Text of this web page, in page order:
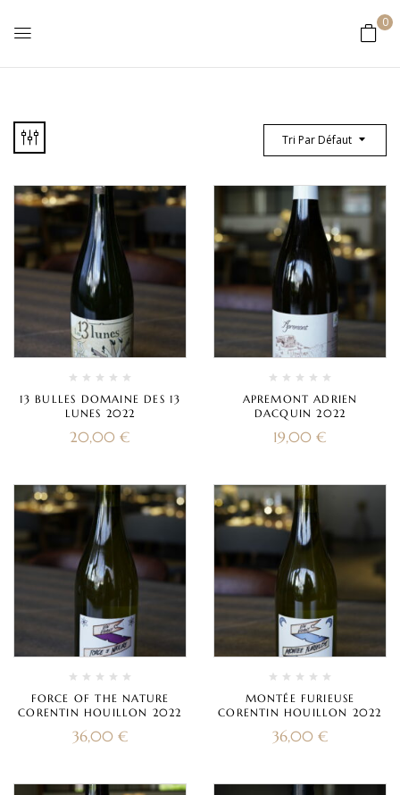
0
Tri Par Défaut
13 BULLES DOMAINE DES 13
LUNES 2022
20,00 €
APREMONT ADRIEN
DACQUIN 2022
19,00 €
FORCE OF THE NATURE
CORENTIN HOUILLON 2022
36,00 €
MONTÉE FURIEUSE
CORENTIN HOUILLON 2022
36,00 €